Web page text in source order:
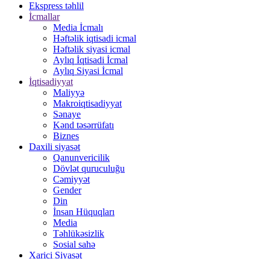
Ekspress təhlil
İcmallar
Media İcmalı
Həftəlik iqtisadi icmal
Həftəlik siyasi icmal
Aylıq İqtisadi İcmal
Aylıq Siyasi İcmal
İqtisadiyyat
Maliyyə
Makroiqtisadiyyat
Sənaye
Kənd təsərrüfatı
Biznes
Daxili siyasət
Qanunvericilik
Dövlət quruculuğu
Cəmiyyət
Gender
Din
İnsan Hüquqları
Media
Təhlükəsizlik
Sosial sahə
Xarici Siyasət